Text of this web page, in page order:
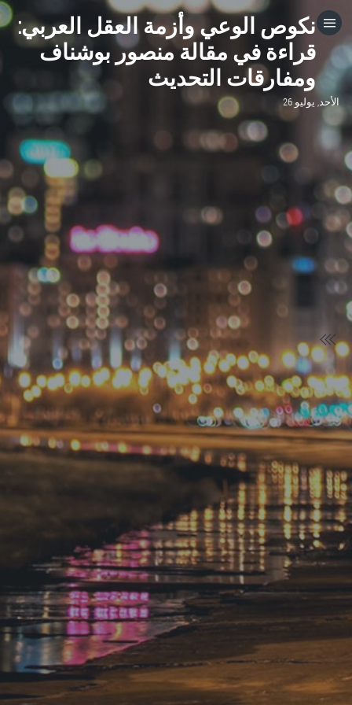
نكوص الوعي وأزمة العقل العربي:
قراءة في مقالة منصور بوشناف
ومفارقات التحديث
الأحد, يوليو 26
HOME
CATEGORIES
GO TO
VISIT WEBSITE